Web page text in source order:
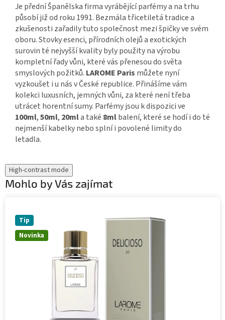
Je přední Španělska firma vyrábějící parfémy a na trhu
působí již od roku 1991. Bezmála třicetiletá tradice a
zkušenosti zařadily tuto společnost mezi špičky ve svém
oboru. Stovky esenci, přírodních olejů a exotických
surovin té nejvyšší kvality byly použity na výrobu
kompletní řady vůni, které vás přenesou do světa
smyslových požitků. LAROME Paris můžete nyní
vyzkoušet i u nás v České republice. Přinášíme vám
kolekci luxusních, jemných vůni, za které není třeba
utrácet horentní sumy. Parfémy jsou k dispozici ve
100ml,50ml, 20mla také 8mlbalení, které se hodí i do té
nejmenší kabelky nebo splní i povolené limity do
letadla.
High-contrast mode
Mohlo by Vás zajímat
Novinka
Tip